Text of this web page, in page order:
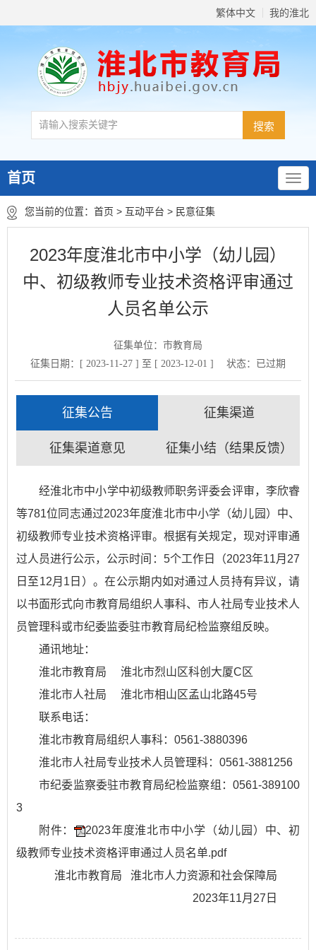
繁体中文 我的淮北
首页
您当前的位置： 首页 > 互动平台 > 民意征集
2023年度淮北市中小学（幼儿园）
中、初级教师专业技术资格评审通过
人员名单公示
征集单位：市教育局
征集日期：[ 2023-11-27 ] 至 [ 2023-12-01 ]
状态： 已过期
征集公告 征集渠道
征集渠道意见 征集小结（结果反馈）
经淮北市中小学中初级教师职务评委会评审，李欣睿
等781位同志通过2023年度淮北市中小学（幼儿园）中、
初级教师专业技术资格评审。根据有关规定，现对评审通
过人员进行公示，公示时间：5个工作日（2023年11月27
日至12月1日）。在公示期内如对通过人员持有异议，请
以书面形式向市教育局组织人事科、市人社局专业技术人
员管理科或市纪委监委驻市教育局纪检监察组反映。
通讯地址：
淮北市教育局 淮北市烈山区科创大厦C区
淮北市人社局 淮北市相山区孟山北路45号
联系电话：
淮北市教育局组织人事科：0561-3880396
淮北市人社局专业技术人员管理科：0561-3881256
市纪委监察委驻市教育局纪检监察组：0561-389100
3
附件：
2023年度淮北市中小学（幼儿园）中、初
级教师专业技术资格评审通过人员名单.pdf
淮北市教育局 淮北市人力资源和社会保障局
2023年11月27日